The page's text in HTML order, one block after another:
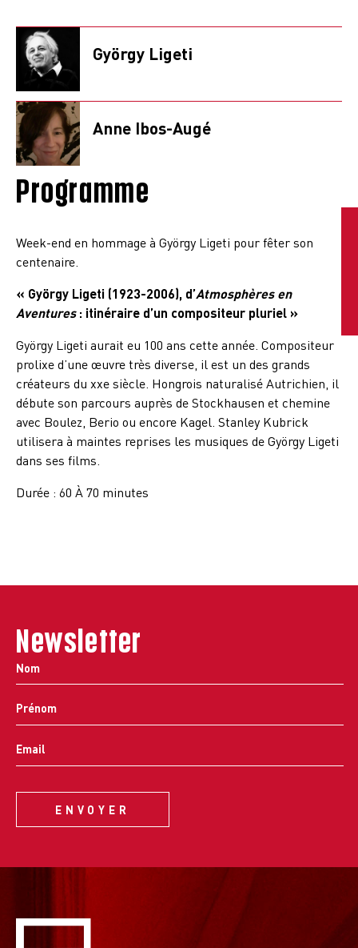
György Ligeti
Anne Ibos-Augé
Programme
Week-end en hommage à György Ligeti pour fêter son
centenaire.
« György Ligeti (1923-2006), d’Atmosphères en
Aventures: itinéraire d’un compositeur pluriel »
György Ligeti aurait eu 100 ans cette année. Compositeur
prolixe d’une œuvre très diverse, il est un des grands
créateurs du xxe siècle. Hongrois naturalisé Autrichien, il
débute son parcours auprès de Stockhausen et chemine
avec Boulez, Berio ou encore Kagel. Stanley Kubrick
utilisera à maintes reprises les musiques de György Ligeti
dans ses films.
Durée : 60 À 70 minutes
Newsletter